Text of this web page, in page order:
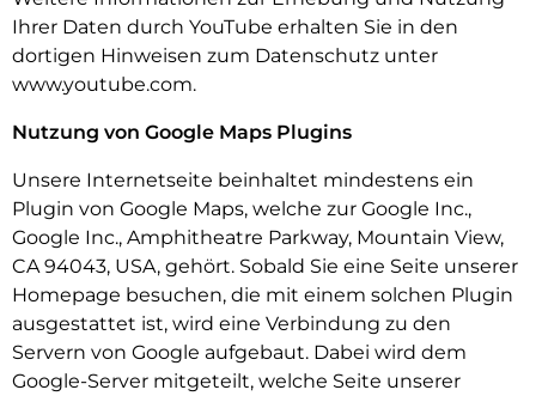
Ihrer Daten durch YouTube erhalten Sie in den
dortigen Hinweisen zum Datenschutz unter
www.youtube.com.
Nutzung von Google Maps Plugins
Unsere Internetseite beinhaltet mindestens ein
Plugin von Google Maps, welche zur Google Inc.,
Google Inc., Amphitheatre Parkway, Mountain View,
CA 94043, USA, gehört. Sobald Sie eine Seite unserer
Homepage besuchen, die mit einem solchen Plugin
ausgestattet ist, wird eine Verbindung zu den
Servern von Google aufgebaut. Dabei wird dem
Google-Server mitgeteilt, welche Seite unserer